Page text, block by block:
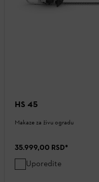
HS 45
Makaze za živu ogradu
35.999,00 RSD*
Uporedite